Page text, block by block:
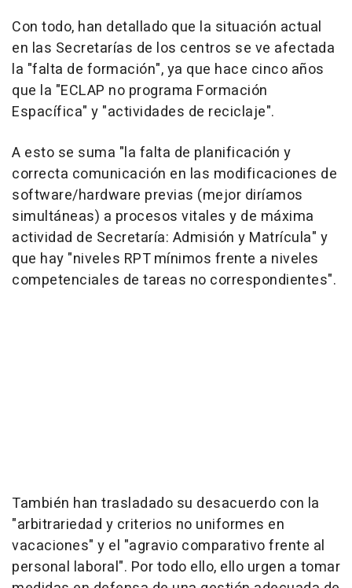
Con todo, han detallado que la situación actual
en las Secretarías de los centros se ve afectada
la "falta de formación", ya que hace cinco años
que la "ECLAP no programa Formación
Espacífica" y "actividades de reciclaje".
A esto se suma "la falta de planificación y
correcta comunicación en las modificaciones de
software/hardware previas (mejor diríamos
simultáneas) a procesos vitales y de máxima
actividad de Secretaría: Admisión y Matrícula" y
que hay "niveles RPT mínimos frente a niveles
competenciales de tareas no correspondientes".
También han trasladado su desacuerdo con la
"arbitrariedad y criterios no uniformes en
vacaciones" y el "agravio comparativo frente al
personal laboral". Por todo ello, ello urgen a tomar